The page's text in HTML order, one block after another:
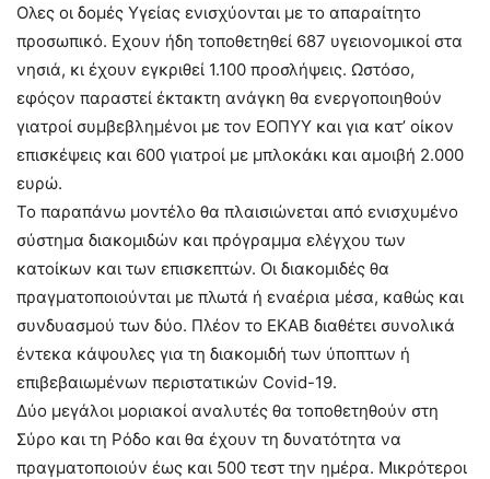
Ολες οι δομές Υγείας ενισχύονται με το απαραίτητο
προσωπικό. Εχουν ήδη τοποθετηθεί 687 υγειονομικοί στα
νησιά, κι έχουν εγκριθεί 1.100 προσλήψεις. Ωστόσο,
εφόςον παραστεί έκτακτη ανάγκη θα ενεργοποιηθούν
γιατροί συμβεβλημένοι με τον ΕΟΠΥΥ και για κατ’ οίκον
επισκέψεις και 600 γιατροί με μπλοκάκι και αμοιβή 2.000
ευρώ.
Το παραπάνω μοντέλο θα πλαισιώνεται από ενισχυμένο
σύστημα διακομιδών και πρόγραμμα ελέγχου των
κατοίκων και των επισκεπτών. Οι διακομιδές θα
πραγματοποιούνται με πλωτά ή εναέρια μέσα, καθώς και
συνδυασμού των δύο. Πλέον το ΕΚΑΒ διαθέτει συνολικά
έντεκα κάψουλες για τη διακομιδή των ύποπτων ή
επιβεβαιωμένων περιστατικών Covid-19.
Δύο μεγάλοι μοριακοί αναλυτές θα τοποθετηθούν στη
Σύρο και τη Ρόδο και θα έχουν τη δυνατότητα να
πραγματοποιούν έως και 500 τεστ την ημέρα. Μικρότεροι